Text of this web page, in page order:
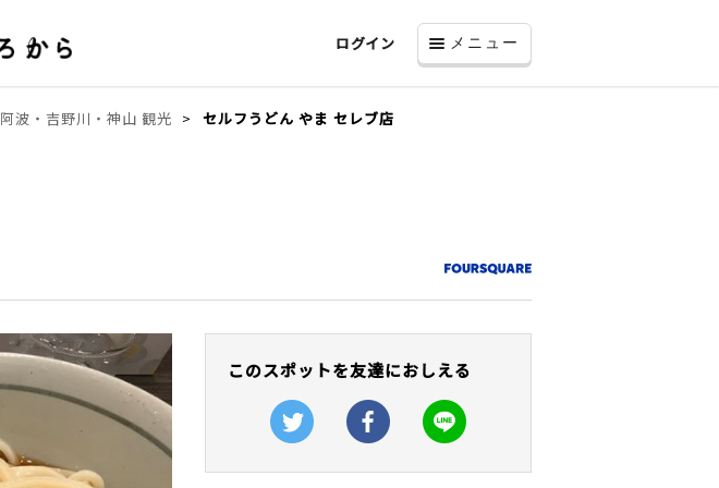
ログイン メニュー
阿波・吉野川・神山 観光 セルフうどん やま セレブ店
このスポットを友達におしえる